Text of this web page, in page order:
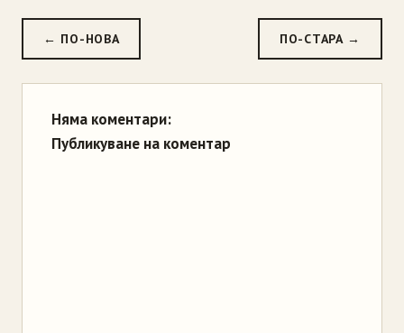
← ПО-НОВА ПО-СТАРА →
Няма коментари:
Публикуване на коментар